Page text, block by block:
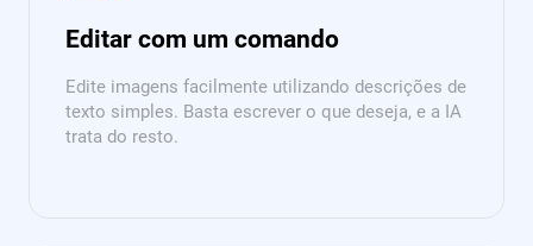
Editar com um comando
Edite imagens facilmente utilizando descrições de
texto simples. Basta escrever o que deseja, e a IA
trata do resto.